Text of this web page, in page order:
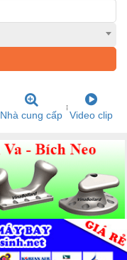
Nhà cung cấp Video clip